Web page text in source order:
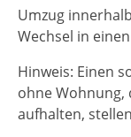
Umzug
Wechsel in
Hinweis: Einen
ohne Wohnung,
aufhalten,